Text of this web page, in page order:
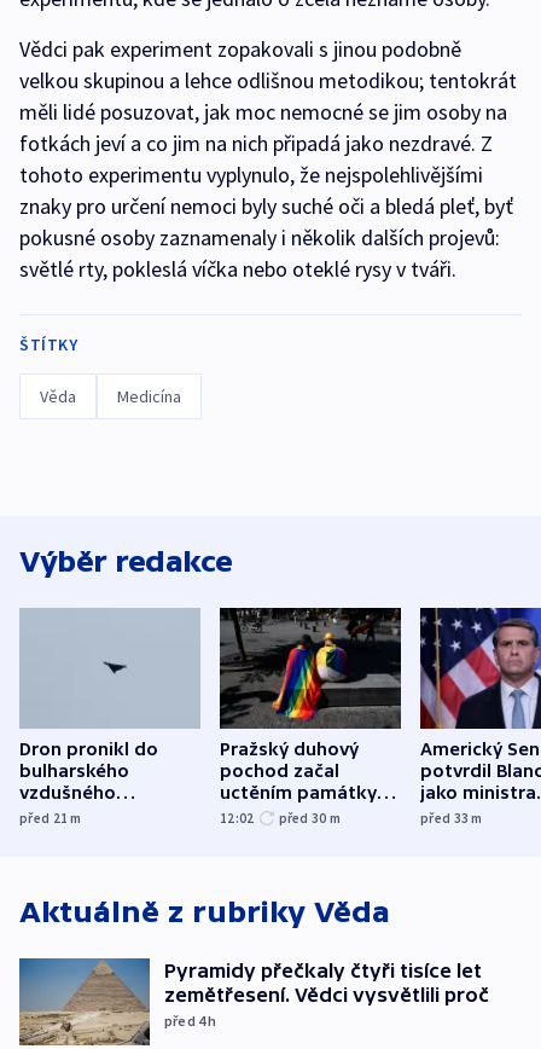
Vědci pak experiment zopakovali s jinou podobně
velkou skupinou a lehce odlišnou metodikou; tentokrát
měli lidé posuzovat, jak moc nemocné se jim osoby na
fotkách jeví a co jim na nich připadá jako nezdravé. Z
tohoto experimentu vyplynulo, že nejspolehlivějšími
znaky pro určení nemoci byly suché oči a bledá pleť, byť
pokusné osoby zaznamenaly i několik dalších projevů:
světlé rty, pokleslá víčka nebo oteklé rysy v tváři.
ŠTÍTKY
Věda Medicína
Výběr redakce
Dron pronikl do
bulharského
vzdušného
prostoru,
před 21m
Pražský duhový
pochod začal
uctěním památky
obětí berlínského
12:02 před 30 m
Americký
potvrdil
jako ministra
před 33m
Aktuálně z rubriky Věda
Pyramidy přečkaly čtyři tisíce let
zemětřesení. Vědci vysvětlili proč
před 4h